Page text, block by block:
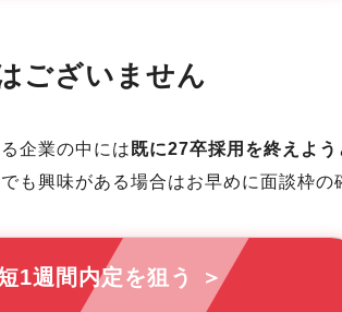
ございません
企業の中には 既に27卒採用を終えよ
も興味がある場合はお早めに面談枠
1週間内定を狙う ＞